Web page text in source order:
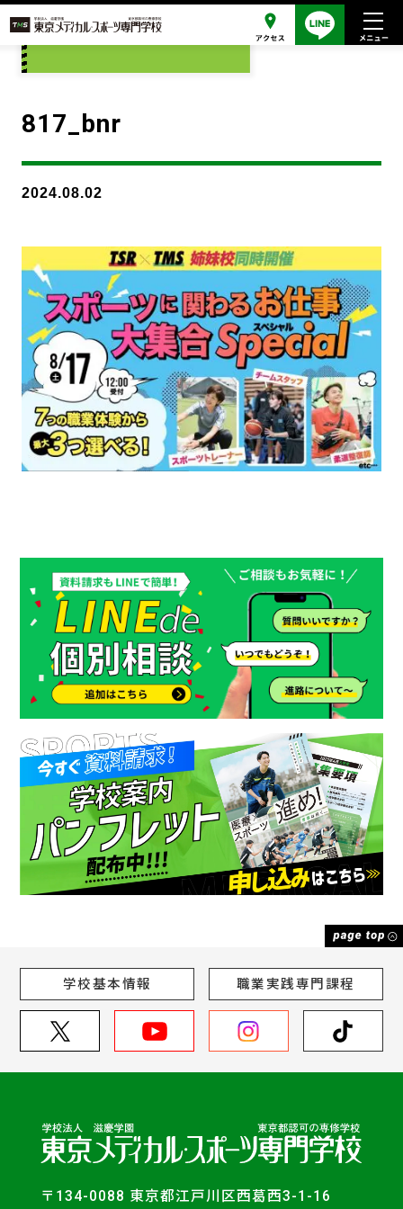
添付ファイル
817_bnr
2024.08.02
学校基本情報 職業実践専門課程
〒134-0088 東京都江戸川区西葛西3-1-16